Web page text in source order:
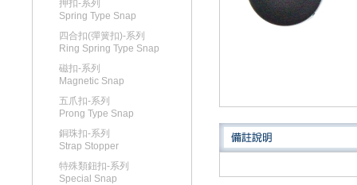
押扣-系列
Spring Type Snap
四合扣(彈簧扣)-系列
Ring Spring Type Snap
磁扣-系列
Magnetic Snap
五爪扣-系列
Prong Type Snap
銅珠扣-系列
Strap Stopper
特殊類鈕扣-系列
Special Snap